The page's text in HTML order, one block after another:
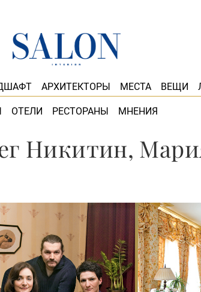
АРХИТЕКТОРЫ МЕСТА ВЕЩИ
ОТЕЛИ РЕСТОРАНЫ МНЕНИЯ
Никитин,